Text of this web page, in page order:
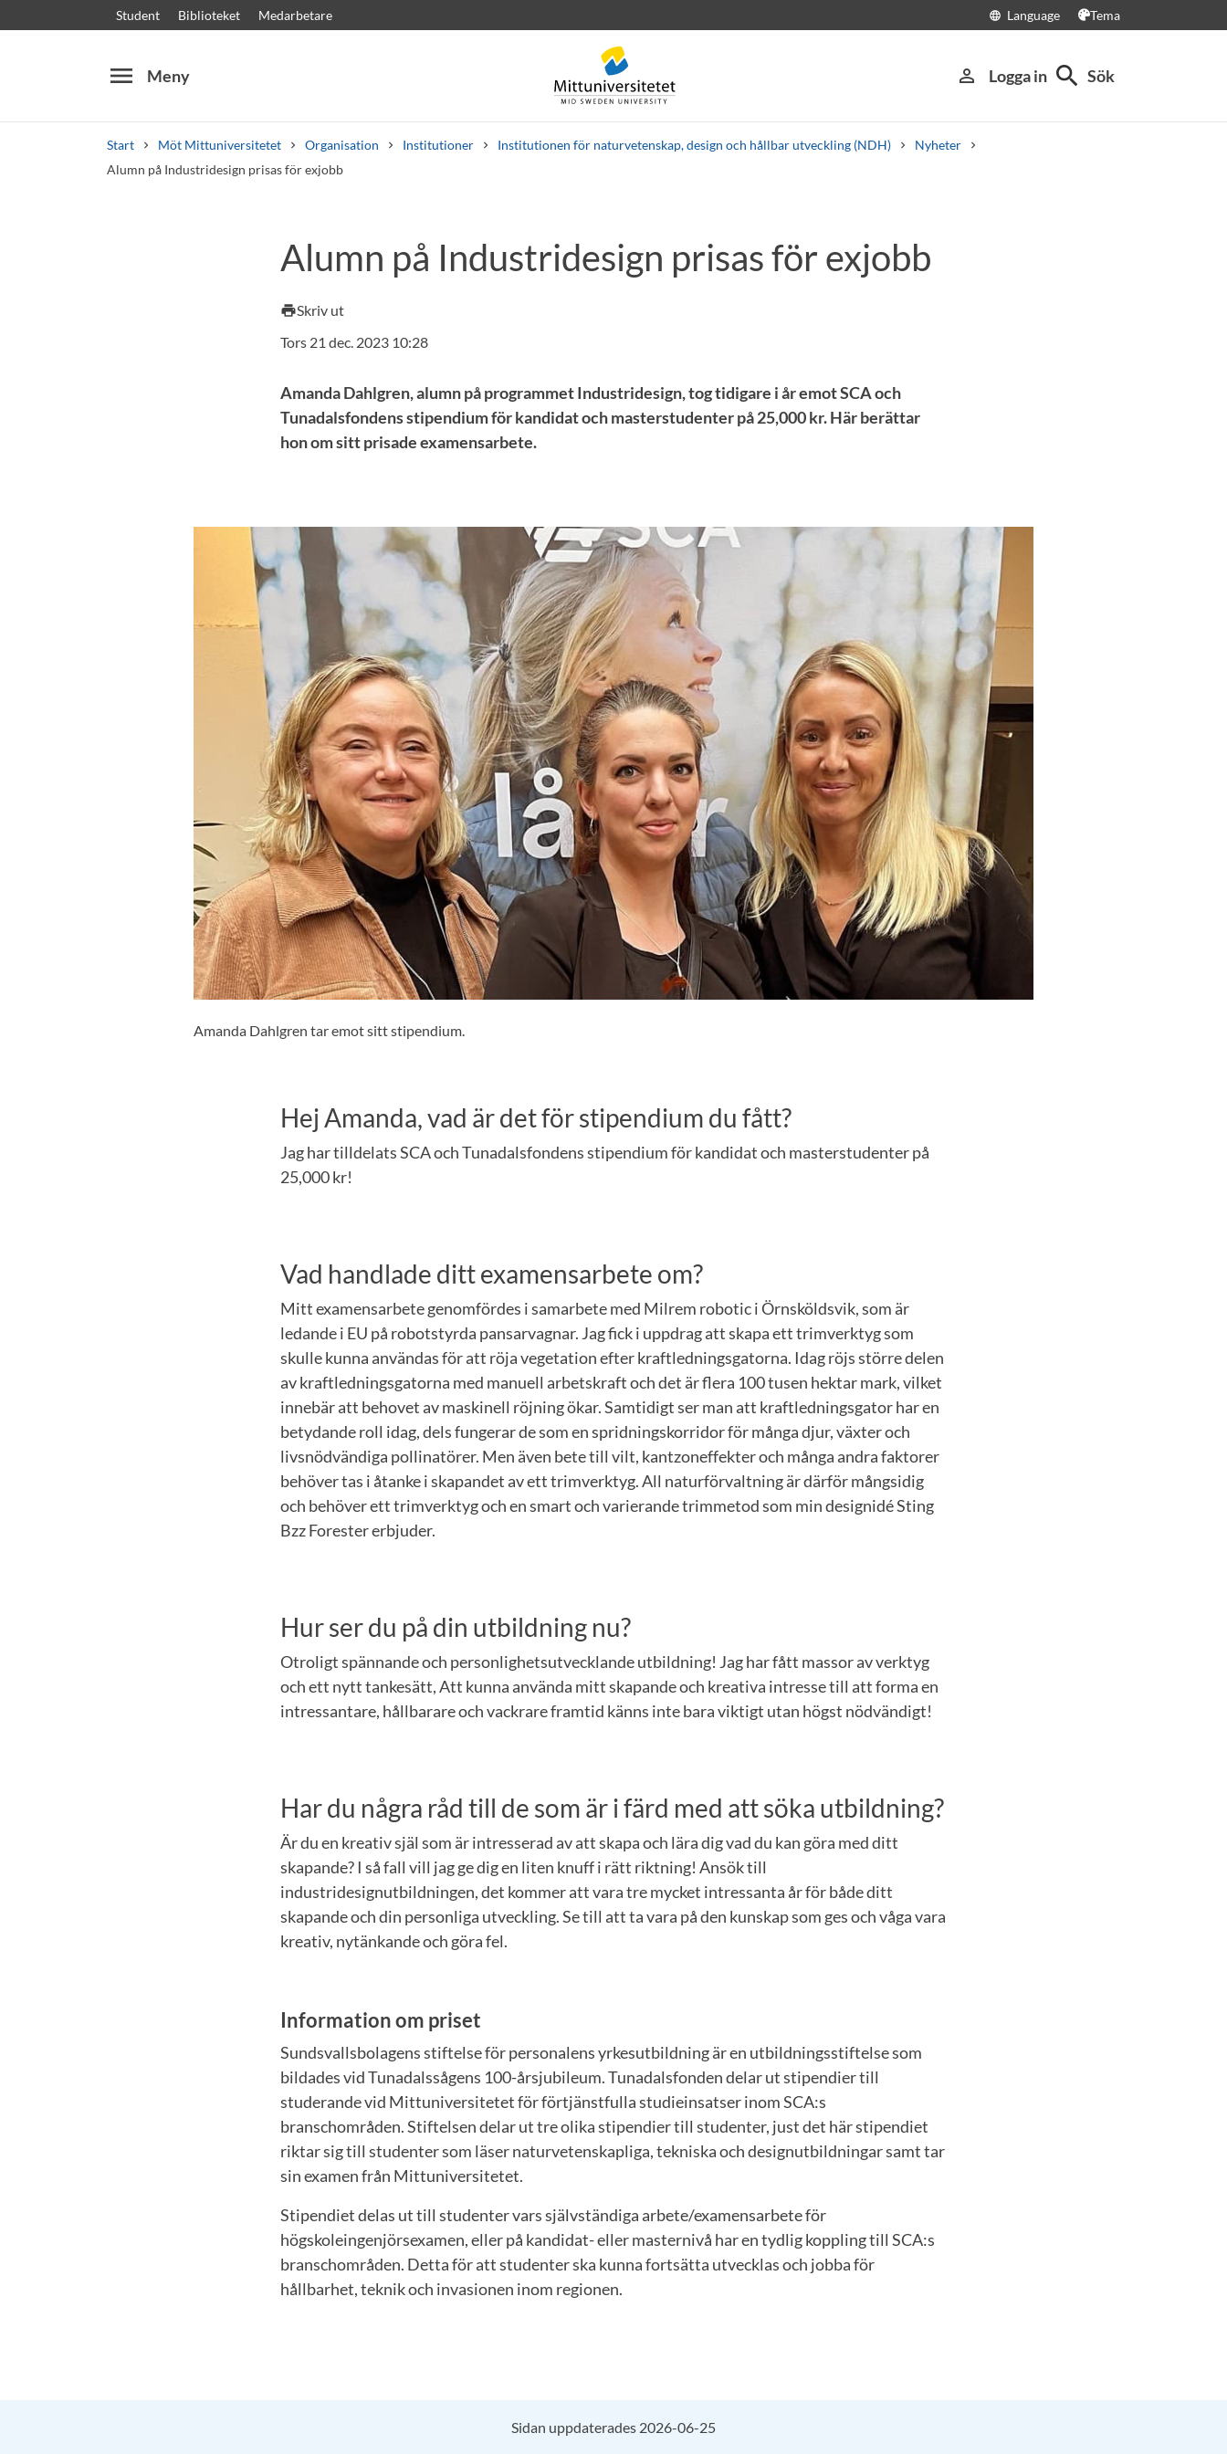
Student Biblioteket Medarbetare language Language Tema
menu Meny person_outline Logga in search Sök
Start Möt Mittuniversitetet Organisation Institutioner Institutionen för naturvetenskap, design och hållbar utveckling (NDH)
Nyheter
Alumn på Industridesign prisas för exjobb
Kursplaner Välkomstbrev PersonalLediga jobb
Alumn på Industridesign prisas för exjobb
printSkriv ut
Tors 21 dec. 2023 10:28
Amanda Dahlgren, alumn på programmet Industridesign, tog tidigare i år emot SCA och
Tunadalsfondens stipendium för kandidat och masterstudenter på 25,000 kr. Här berättar
hon om sitt prisade examensarbete.
Amanda Dahlgren tar emot sitt stipendium.
Hej Amanda, vad är det för stipendium du fått?
Jag har tilldelats SCA och Tunadalsfondens stipendium för kandidat och masterstudenter på
25,000 kr!
Vad handlade ditt examensarbete om?
Mitt examensarbete genomfördes i samarbete med Milrem robotic i Örnsköldsvik, som är
ledande i EU på robotstyrda pansarvagnar. Jag fick i uppdrag att skapa ett trimverktyg som
skulle kunna användas för att röja vegetation efter kraftledningsgatorna. Idag röjs större delen
av kraftledningsgatorna med manuell arbetskraft och det är flera 100 tusen hektar mark, vilket
innebär att behovet av maskinell röjning ökar. Samtidigt ser man att kraftledningsgator har en
betydande roll idag, dels fungerar de som en spridningskorridor för många djur, växter och
livsnödvändiga pollinatörer. Men även bete till vilt, kantzoneffekter och många andra faktorer
behöver tas i åtanke i skapandet av ett trimverktyg. All naturförvaltning är därför mångsidig
och behöver ett trimverktyg och en smart och varierande trimmetod som min designidé Sting
Bzz Forester erbjuder.
Hur ser du på din utbildning nu?
Otroligt spännande och personlighetsutvecklande utbildning! Jag har fått massor av verktyg
och ett nytt tankesätt, Att kunna använda mitt skapande och kreativa intresse till att forma en
intressantare, hållbarare och vackrare framtid känns inte bara viktigt utan högst nödvändigt!
Har du några råd till de som är i färd med att söka utbildning?
Är du en kreativ själ som är intresserad av att skapa och lära dig vad du kan göra med ditt
skapande? I så fall vill jag ge dig en liten knuff i rätt riktning! Ansök till
industridesignutbildningen, det kommer att vara tre mycket intressanta år för både ditt
skapande och din personliga utveckling. Se till att ta vara på den kunskap som ges och våga vara
kreativ, nytänkande och göra fel.
Information om priset
Sundsvallsbolagens stiftelse för personalens yrkesutbildning är en utbildningsstiftelse som
bildades vid Tunadalssågens 100-årsjubileum. Tunadalsfonden delar ut stipendier till
studerande vid Mittuniversitetet för förtjänstfulla studieinsatser inom SCA:s
branschområden. Stiftelsen delar ut tre olika stipendier till studenter, just det här stipendiet
riktar sig till studenter som läser naturvetenskapliga, tekniska och designutbildningar samt tar
sin examen från Mittuniversitetet.
Stipendiet delas ut till studenter vars självständiga arbete/examensarbete för
högskoleingenjörsexamen, eller på kandidat- eller masternivå har en tydlig koppling till SCA:s
branschområden. Detta för att studenter ska kunna fortsätta utvecklas och jobba för
hållbarhet, teknik och invasionen inom regionen.
Sidan uppdaterades 2026-06-25